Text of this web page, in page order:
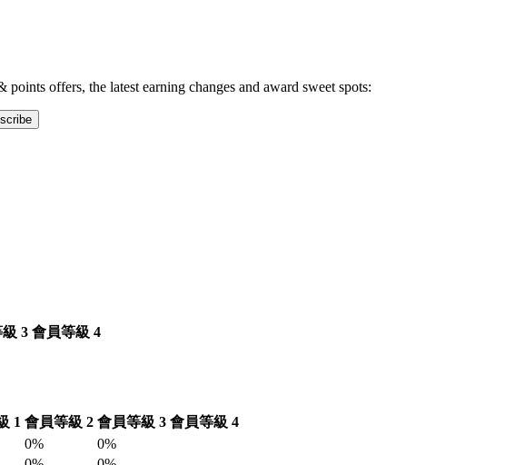
offers, the latest earning changes and award sweet spots:
3 會員等級 4
1 會員等級 2 會員等級 3 會員等級 4
0%
0%